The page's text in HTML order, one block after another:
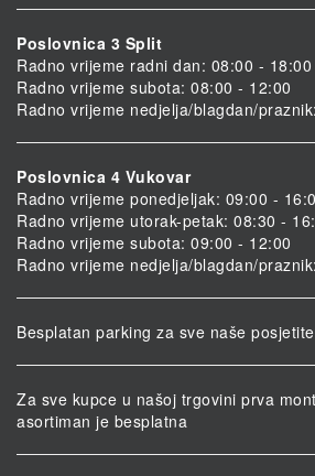
Poslovnica 3 Split
Radno vrijeme radni dan: 08:00 - 18:00
Radno vrijeme subota: 08:00 - 12:00
Radno vrijeme nedjelja/blagdan/
Poslovnica 4 Vukovar
Radno vrijeme ponedjeljak: 09:00 -
Radno vrijeme utorak-petak: 08:30 -
Radno vrijeme subota: 09:00 - 12:00
Radno vrijeme nedjelja/blagdan/
Besplatan parking za sve naše
Za sve kupce u našoj trgovini prva
asortiman je besplatna